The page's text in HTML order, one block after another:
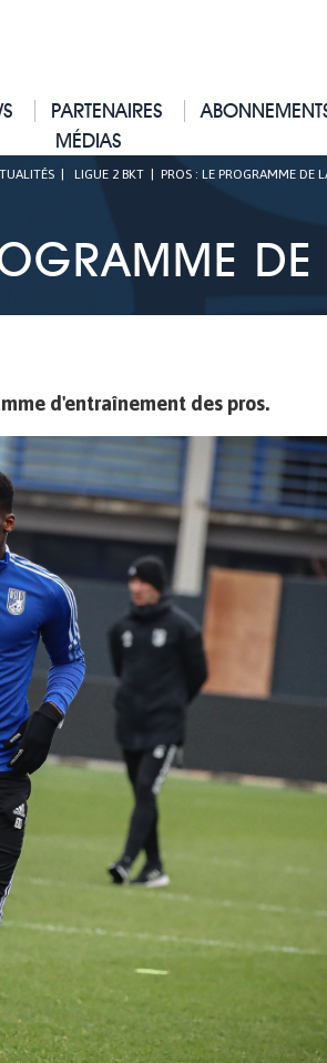
PARTENAIRES
MÉDIAS
LIGUE 2 BKT PROS : LE PROGRAMME DE
DE
d'entraînement des pros.